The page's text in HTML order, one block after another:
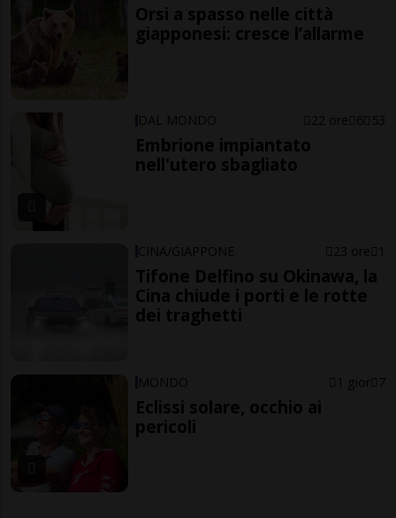
Orsi a spasso nelle città
giapponesi: cresce l’allarme
DAL MONDO 22 ore 6 53
Embrione impiantato
nell'utero sbagliato
CINA/GIAPPONE 23 ore 1
Tifone Delfino su Okinawa, la
Cina chiude i porti e le rotte
dei traghetti
MONDO 1 gior 7
Eclissi solare, occhio ai
pericoli